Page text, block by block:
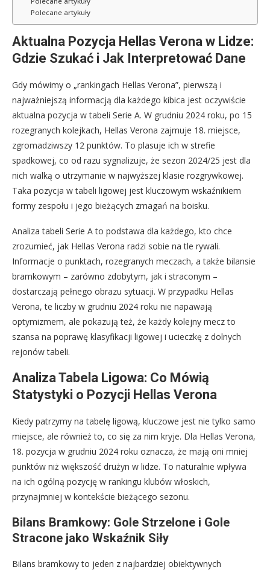
Polecane artykuły
Aktualna Pozycja Hellas Verona w Lidze:
Gdzie Szukać i Jak Interpretować Dane
Gdy mówimy o „rankingach Hellas Verona”, pierwszą i
najważniejszą informacją dla każdego kibica jest oczywiście
aktualna pozycja w tabeli Serie A. W grudniu 2024 roku, po 15
rozegranych kolejkach, Hellas Verona zajmuje 18. miejsce,
zgromadziwszy 12 punktów. To plasuje ich w strefie
spadkowej, co od razu sygnalizuje, że sezon 2024/25 jest dla
nich walką o utrzymanie w najwyższej klasie rozgrywkowej.
Taka pozycja w tabeli ligowej jest kluczowym wskaźnikiem
formy zespołu i jego bieżących zmagań na boisku.
Analiza tabeli Serie A to podstawa dla każdego, kto chce
zrozumieć, jak Hellas Verona radzi sobie na tle rywali.
Informacje o punktach, rozegranych meczach, a także bilansie
bramkowym – zarówno zdobytym, jak i straconym –
dostarczają pełnego obrazu sytuacji. W przypadku Hellas
Verona, te liczby w grudniu 2024 roku nie napawają
optymizmem, ale pokazują też, że każdy kolejny mecz to
szansa na poprawę klasyfikacji ligowej i ucieczkę z dolnych
rejonów tabeli.
Analiza Tabela Ligowa: Co Mówią
Statystyki o Pozycji Hellas Verona
Kiedy patrzymy na tabelę ligową, kluczowe jest nie tylko samo
miejsce, ale również to, co się za nim kryje. Dla Hellas Verona,
18. pozycja w grudniu 2024 roku oznacza, że mają oni mniej
punktów niż większość drużyn w lidze. To naturalnie wpływa
na ich ogólną pozycję w rankingu klubów włoskich,
przynajmniej w kontekście bieżącego sezonu.
Bilans Bramkowy: Gole Strzelone i Gole
Stracone jako Wskaźnik Siły
Bilans bramkowy to jeden z najbardziej obiektywnych